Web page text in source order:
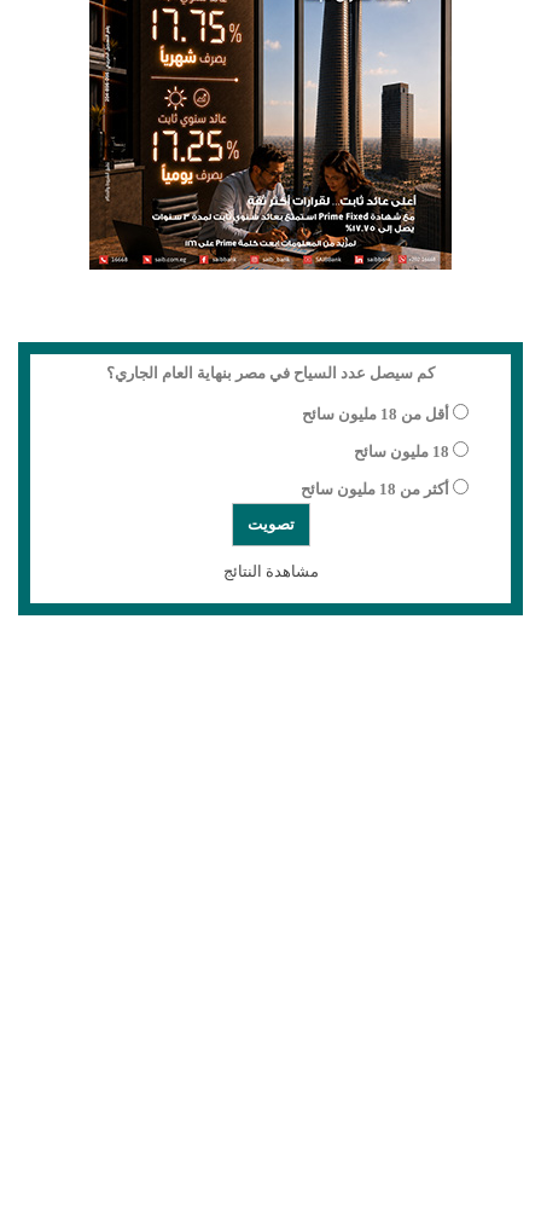
كم سيصل عدد السياح في مصر بنهاية العام الجاري؟
أقل من 18 مليون سائح
18 مليون سائح
أكثر من 18 مليون سائح
مشاهدة النتائج